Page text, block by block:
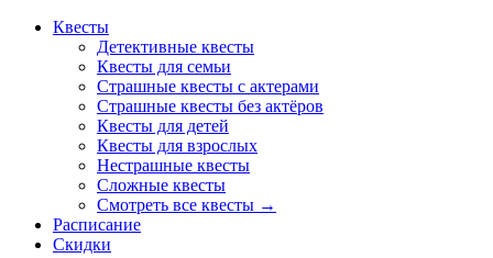
Квесты
Детективные квесты
Квесты для семьи
Страшные квесты с актерами
Страшные квесты без актёров
Квесты для детей
Квесты для взрослых
Нестрашные квесты
Сложные квесты
Смотреть все квесты →
Расписание
Скидки